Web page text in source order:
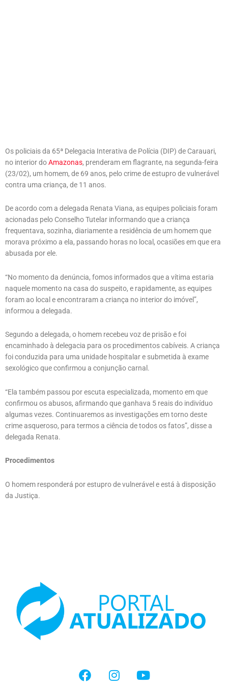
Os policiais da 65ª Delegacia Interativa de Polícia (DIP) de Carauari,
no interior doAmazonas, prenderam em flagrante, na segunda-feira
(23/02), um homem, de 69 anos, pelo crime de estupro de vulnerável
contra uma criança, de 11 anos.
De acordo com a delegada Renata Viana, as equipes policiais foram
acionadas pelo Conselho Tutelar informando que a criança
frequentava, sozinha, diariamente a residência de um homem que
morava próximo a ela, passando horas no local, ocasiões em que era
abusada por ele.
“No momento da denúncia, fomos informados que a vítima estaria
naquele momento na casa do suspeito, e rapidamente, as equipes
foram ao local e encontraram a criança no interior do imóvel”,
informou a delegada.
Segundo a delegada, o homem recebeu voz de prisão e foi
encaminhado à delegacia para os procedimentos cabíveis. A criança
foi conduzida para uma unidade hospitalar e submetida à exame
sexológico que confirmou a conjunção carnal.
“Ela também passou por escuta especializada, momento em que
confirmou os abusos, afirmando que ganhava 5 reais do indivíduo
algumas vezes. Continuaremos as investigações em torno deste
crime asqueroso, para termos a ciência de todos os fatos”, disse a
delegada Renata.
Procedimentos
O homem responderá por estupro de vulnerável e está à disposição
da Justiça.